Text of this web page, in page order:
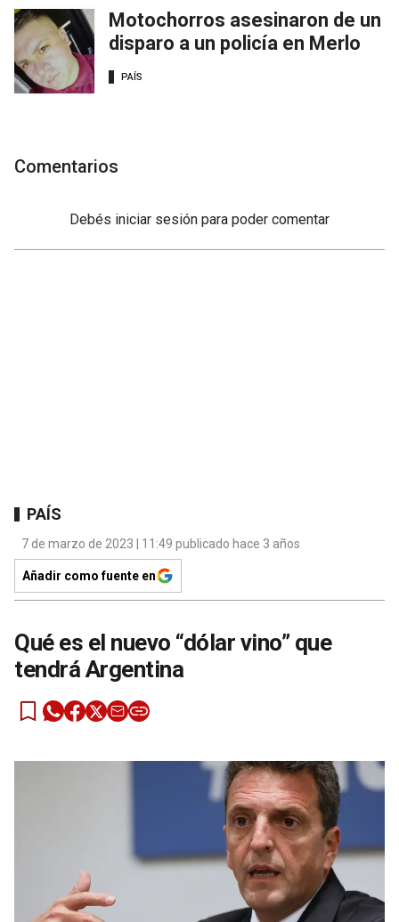
Motochorros asesinaron de un
disparo a un policía en Merlo
PAÍS
Comentarios
Debés iniciar sesión para poder comentar
PAÍS
7 de marzo de 2023 | 11:49 publicado hace 3 años
Añadir como fuente en
Qué es el nuevo “dólar vino” que
tendrá Argentina